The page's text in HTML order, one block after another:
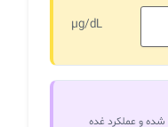
µg/dL
و عملکرد غده